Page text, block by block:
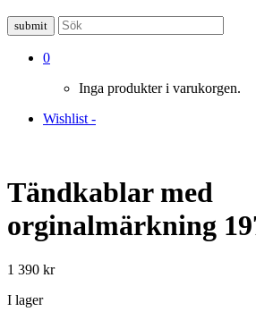
0
Inga produkter i varukorgen.
Wishlist -
Tändkablar med
orginalmärkning
1 390 kr
I lager